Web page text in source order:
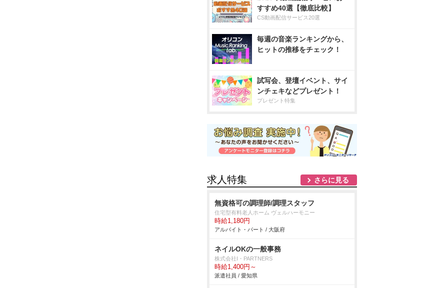
すすめ40選【徹底比較】
CS動画配信サービス20選
毎週の音楽ランキングから、
ヒットの推移をチェック！
試写会、登壇イベント、サイ
ンチェキなどプレゼント！
プレゼント特集
求人特集 さらに見る
無資格可の調理師/調理スタッフ
住宅型有料老人ホーム ヴェルハーモニー
時給1,180円
アルバイト・パート / 大阪府
ネイルOKの一般事務
株式会社I・PARTNERS
時給1,400円～
派遣社員 / 愛知県